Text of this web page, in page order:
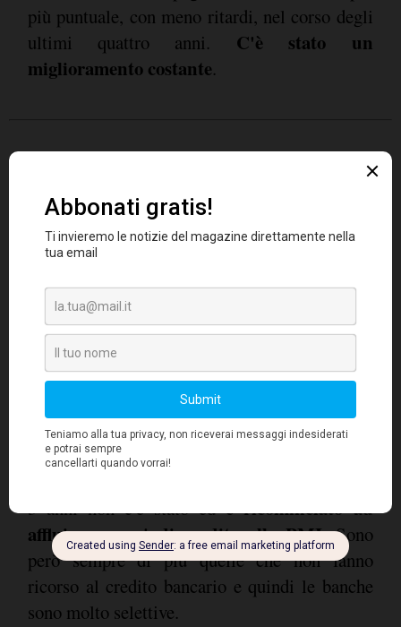
più puntuale, con meno ritardi, nel corso degli
ultimi quattro anni. C'è stato un
miglioramento costante.
Per la prima volta però, nel corso del primo
semestre del 2018 abbiamo registrato un
aumento dei ritardi di pagamento, che sono
passati da 10,2 giorni medi di ritardo a quasi
è un primo segnale di cambio di tendenza che
ci auguriamo sia solamente di stabilizzazione e
non di ricaduta.
Con queste tendenze, esiste un rischio di
credito per le PMI?
Distinguiamo. Dal punto di vista del "
3 anni non c'è stato edè ricominciato ad
affluire un po' di credito alle PMI. Sono
però sempre di più quelle che non fanno
ricorso al credito bancario e quindi le banche
sono molto selettive.